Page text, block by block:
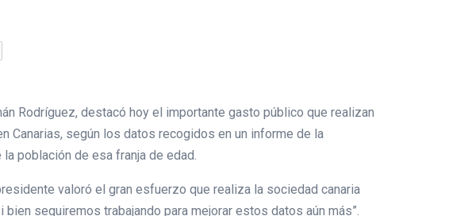
Rodríguez, destacó hoy el importante gasto público que realizan
Canarias, según los datos recogidos en un informe de la
población de esa franja de edad.
valoró el gran esfuerzo que realiza la sociedad canaria
seguiremos trabajando para mejorar estos datos aún más”.